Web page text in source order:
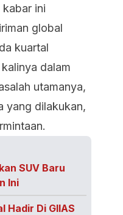
kabar ini
global
kuartal
dalam
utamanya,
yang dilakukan,
SUV Baru
Ini
Hadir Di GIIAS